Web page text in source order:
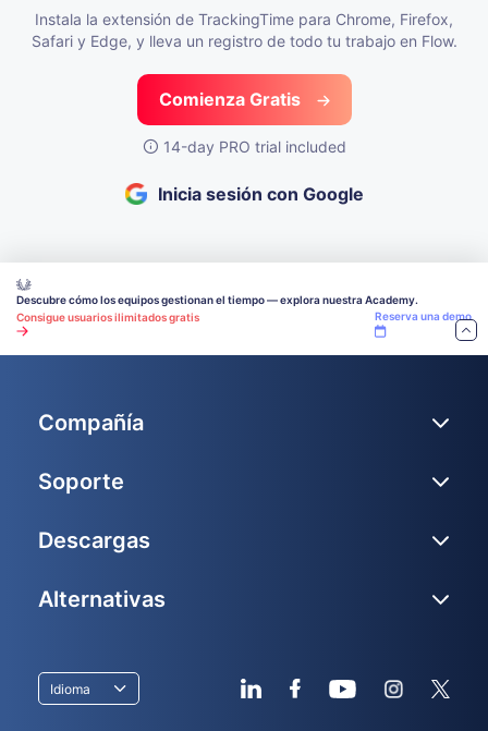
Instala la extensión de TrackingTime para Chrome, Firefox,
Safari y Edge, y lleva un registro de todo tu trabajo en Flow.
Comienza Gratis
14-day PRO trial included
Inicia sesión con Google
Descubre cómo los equipos gestionan el tiempo — explora nuestra Academy.
Consigue usuarios ilimitados gratis
Reserva una demo
Idioma
Compañía
Soporte
Descargas
Alternativas